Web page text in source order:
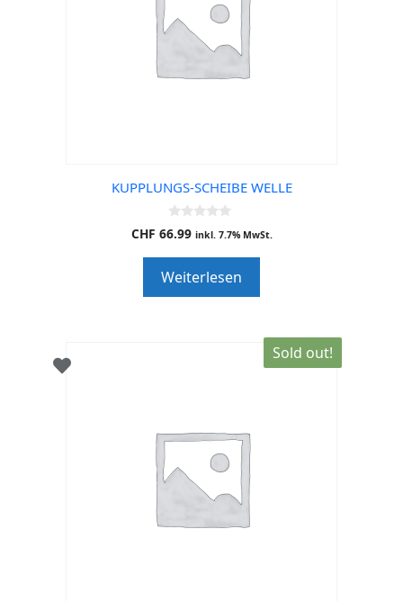
KUPPLUNGS-SCHEIBE WELLE
0
o
o
f
5
CHF 66.99 inkl. 7.7% MwSt.
Weiterlesen
Sold out!